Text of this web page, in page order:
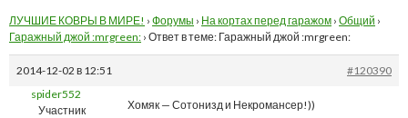
ЛУЧШИЕ КОВРЫ В МИРЕ! › Форумы › На кортах перед гаражом › Общий ›
Гаражный джой :mrgreen: › Ответ в теме: Гаражный джой :mrgreen:
2014-12-02 в 12:51
#120390
spider552
Участник
Хомяк — Сотонизд и Некромансер!))